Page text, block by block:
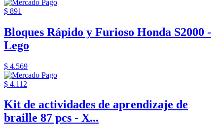
$ 891
Bloques Rápido y Furioso Honda S2000 -
Lego
$ 4.569
$ 4.112
Kit de actividades de aprendizaje de
braille 87 pcs - X...